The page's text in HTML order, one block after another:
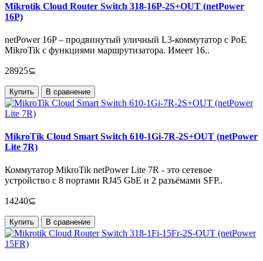
Mikrotik Cloud Router Switch 318-16P-2S+OUT (netPower
16P)
netPower 16P – продвинутый уличный L3-коммутатор с PoE
MikroTik с функциями маршрутизатора. Имеет 16..
28925⊆
Купить В сравнение
MikroTik Cloud Smart Switch 610-1Gi-7R-2S+OUT (netPower
Lite 7R)
Коммутатор MikroTik netPower Lite 7R - это сетевое
устройство с 8 портами RJ45 GbE и 2 разъёмами SFP..
14240⊆
Купить В сравнение